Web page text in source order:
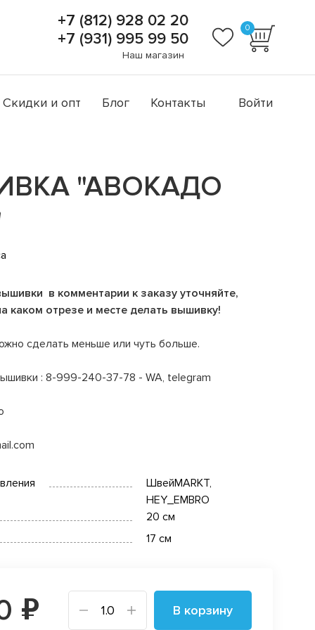
+7 (812) 928 02 20
+7 (931) 995 99 50
Наш магазин
0
Скидки и опт Блог Контакты Войти
"АВОКАДО
в комментарии к заказу уточняйте,
каком отрезе и месте делать вышивку!
сделать меньше или чуть больше.
: 8-999-240-37-78 - WA, telegram
ШвейMARKT,
HEY_EMBRO
20 см
17 см
₽ В корзину